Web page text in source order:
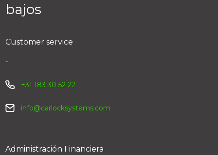
bajos
Customer service
-
+31 183 30 52 22
info@carlocksystems.com
Administración Financiera